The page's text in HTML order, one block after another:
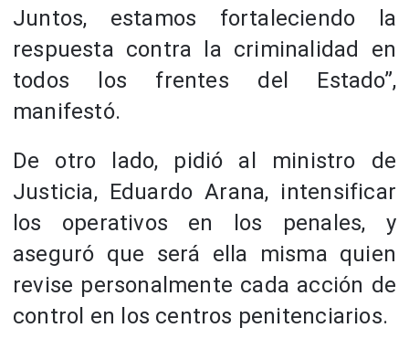
Juntos, estamos fortaleciendo la
respuesta contra la criminalidad en
todos los frentes del Estado”,
manifestó.
De otro lado, pidió al ministro de
Justicia, Eduardo Arana, intensificar
los operativos en los penales, y
aseguró que será ella misma quien
revise personalmente cada acción de
control en los centros penitenciarios.